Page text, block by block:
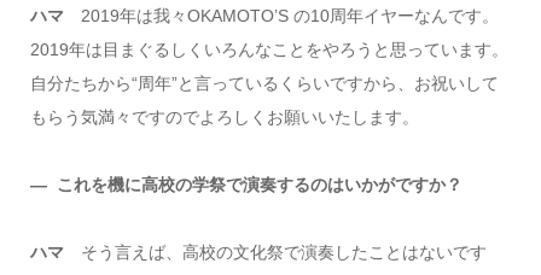
ハマ 2019年は我々OKAMOTO’S の10周年イヤーなんです。
2019年は目まぐるしくいろんなことをやろうと思っています。
自分たちから“周年”と言っているくらいですから、お祝いして
もらう気満々ですのでよろしくお願いいたします。
― これを機に高校の学祭で演奏するのはいかがですか？
ハマ そう言えば、高校の文化祭で演奏したことはないです